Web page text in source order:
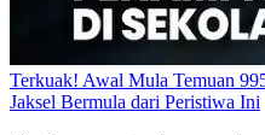
Terkuak! Awal Mula Temuan
Jaksel Bermula dari Peristiwa Ini